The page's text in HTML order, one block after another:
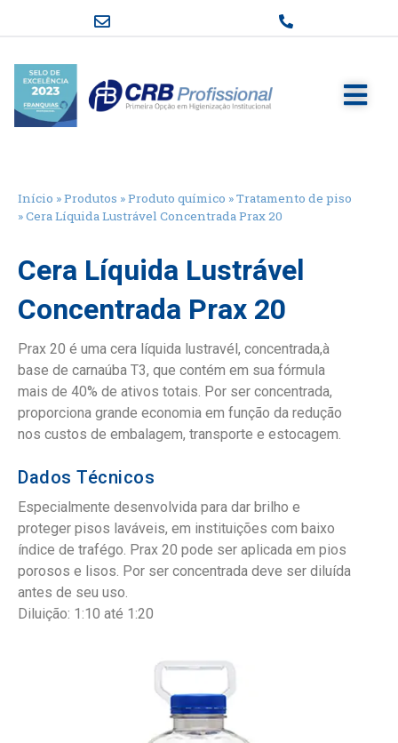
Início »Produtos »Produto químico »Tratamento de piso
»Cera Líquida Lustrável Concentrada Prax 20
Cera Líquida Lustrável
Concentrada Prax 20
Prax 20 é uma cera líquida lustravél, concentrada,à
base de carnaúba T3, que contém em sua fórmula
mais de 40% de ativos totais. Por ser concentrada,
proporciona grande economia em função da redução
nos custos de embalagem, transporte e estocagem.
Dados Técnicos
Especialmente desenvolvida para dar brilho e
proteger pisos laváveis, em instituições com baixo
índice de trafégo. Prax 20 pode ser aplicada em pios
porosos e lisos. Por ser concentrada deve ser diluída
antes de seu uso.
Diluição: 1:10 até 1:20